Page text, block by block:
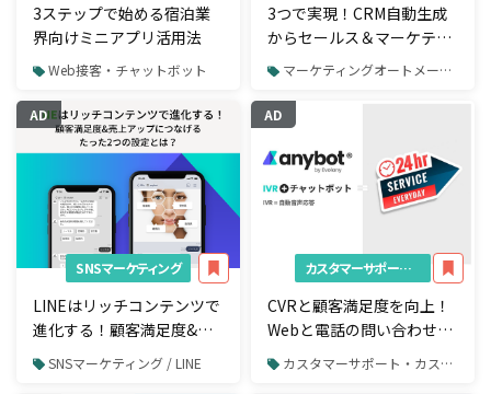
3ステップで始める宿泊業
界向けミニアプリ活用法
Web接客・チャットボット
3つで実現！CRM自動生成
からセールス＆マーケティ
ング・オートメーションを
マーケティングオートメーション（MA）
AD
SNSマーケティング
LINEはリッチコンテンツで
進化する！顧客満足度&売
上アップにつなげるたった
SNSマーケティング / LINE
AD
カスタマーサポート・カスタマーサクセス
CVRと顧客満足度を向上！
Webと電話の問い合わせを
24時間自動化するIVRとチ
カスタマーサポート・カスタマーサクセス